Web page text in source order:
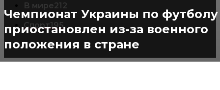
Чемпионат Украины по футболу
приостановлен из-за военного
положения в стране
В мире212
Спорт195